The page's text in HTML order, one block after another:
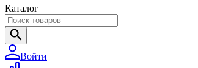
Каталог
Войти